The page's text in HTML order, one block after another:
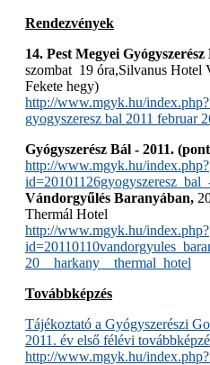
Rendezvények
14. Pest Megyei Gyógyszerész
szombat 19 óra,Silvanus Hotel
Fekete hegy)
http://www.mgyk.hu/
gyogyszeresz bal 2011 februar
Gyógyszerész Bál - 2011.
http://www.mgyk.hu/index.php?
Vándorgyűlés Baranyában,
Thermál Hotel
http://www.mgyk.hu/index.php?
20__harkany__thermal_hotel
Továbbképzés
Tájékoztató a Gyógyszerészi
2011. év első félévi
http://www.mgyk.hu/